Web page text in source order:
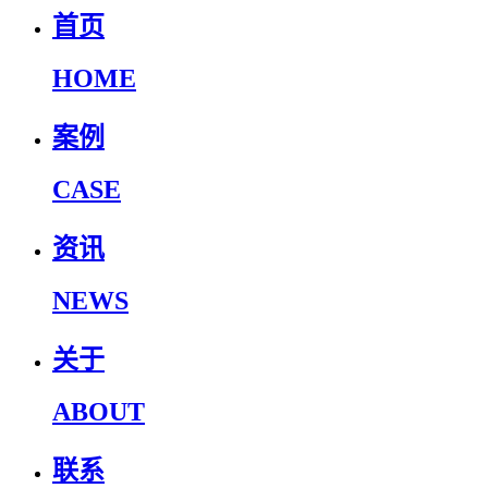
首页
HOME
案例
CASE
资讯
NEWS
关于
ABOUT
联系